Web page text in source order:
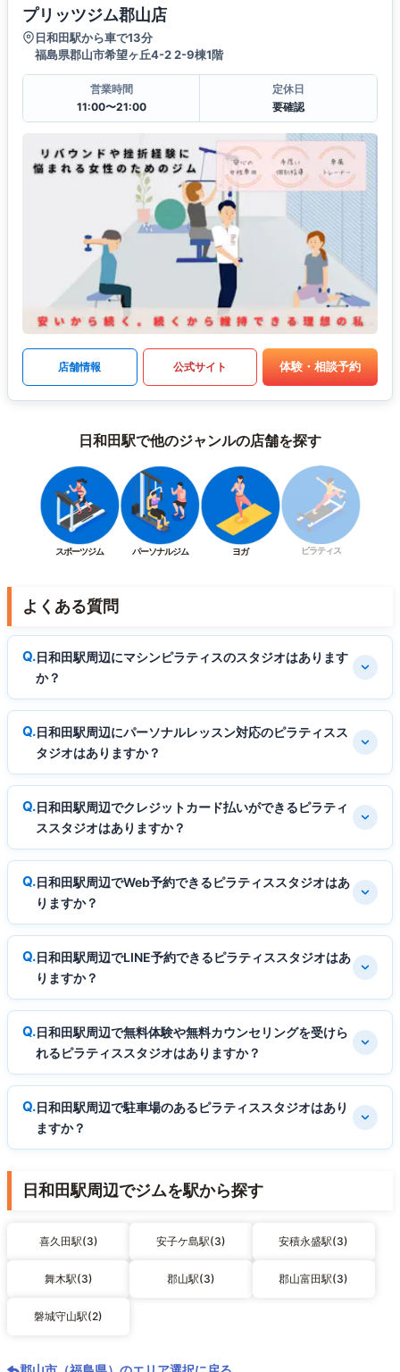
プリッツジム郡山店
日和田駅から車で13分
福島県郡山市希望ヶ丘4-2 2-9棟1階
営業時間
11:00〜21:00
定休日
要確認
店舗情報 公式サイト 体験・相談予約
日和田駅で他のジャンルの店舗を探す
スポーツジム パーソナルジム ヨガ ピラティス
よくある質問
日和田駅周辺にマシンピラティスのスタジオはあります
か？
日和田駅周辺にパーソナルレッスン対応のピラティスス
タジオはありますか？
日和田駅周辺でクレジットカード払いができるピラティ
ススタジオはありますか？
日和田駅周辺でWeb予約できるピラティススタジオはあ
りますか？
日和田駅周辺でLINE予約できるピラティススタジオはあ
りますか？
日和田駅周辺で無料体験や無料カウンセリングを受けら
れるピラティススタジオはありますか？
日和田駅周辺で駐車場のあるピラティススタジオはあり
ますか？
日和田駅周辺でジムを駅から探す
喜久田駅(3) 安子ケ島駅(3) 安積永盛駅(3)
舞木駅(3) 郡山駅(3) 郡山富田駅(3)
磐城守山駅(2)